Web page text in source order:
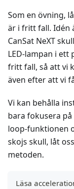
Som en övning,
är i fritt fall. Idén
CanSat NeXT
LED-lampan i
fritt fall, så att vi
även efter att vi
Vi kan behålla
bara fokusera
loop-funktionen
skojs skull, låt
metoden.
Läsa